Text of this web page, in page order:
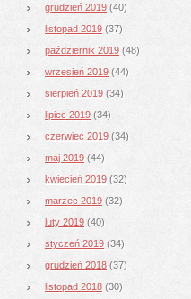
grudzień 2019 (40)
listopad 2019 (37)
październik 2019 (48)
wrzesień 2019 (44)
sierpień 2019 (34)
lipiec 2019 (34)
czerwiec 2019 (34)
maj 2019 (44)
kwiecień 2019 (32)
marzec 2019 (32)
luty 2019 (40)
styczeń 2019 (34)
grudzień 2018 (37)
listopad 2018 (30)